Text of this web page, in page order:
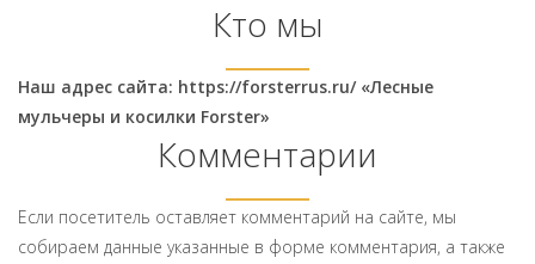
Кто мы
Наш адрес сайта: https://forsterrus.ru/ «Лесные
мульчеры и косилки Forster»
Комментарии
Если посетитель оставляет комментарий на сайте, мы
собираем данные указанные в форме комментария, а также